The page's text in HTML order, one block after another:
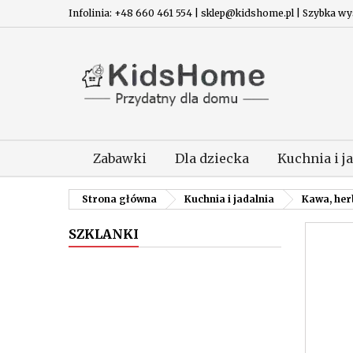
Infolinia: +48 660 461 554 | sklep@kidshome.pl | Szybka
Zabawki Dla dziecka Kuchnia i
Strona główna Kuchnia i jadalnia Kawa,
SZKLANKI